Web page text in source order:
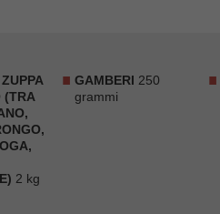
(TRA
2 kg
GAMBERI 250
grammi